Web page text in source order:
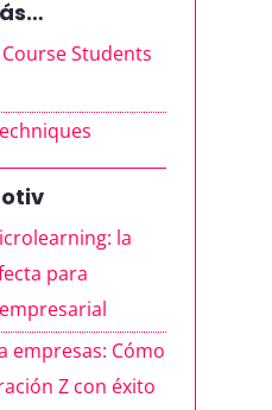
Students
la
para
empresas: Cómo
Z con éxito